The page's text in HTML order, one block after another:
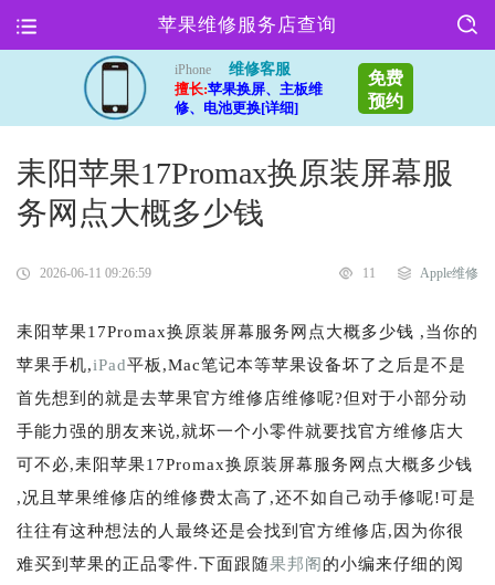
苹果维修服务店查询
iPhone
维修客服
擅长:苹果换屏、主板维
修、电池更换[详细]
免费
预约
耒阳苹果17Promax换原装屏幕服
务网点大概多少钱
2026-06-11 09:26:59 11 Apple维修
耒阳苹果17Promax换原装屏幕服务网点大概多少钱 ,当你的
苹果手机,iPad平板,Mac笔记本等苹果设备坏了之后是不是
首先想到的就是去苹果官方维修店维修呢?但对于小部分动
手能力强的朋友来说,就坏一个小零件就要找官方维修店大
可不必,耒阳苹果17Promax换原装屏幕服务网点大概多少钱
,况且苹果维修店的维修费太高了,还不如自己动手修呢!可是
往往有这种想法的人最终还是会找到官方维修店,因为你很
难买到苹果的正品零件.下面跟随果邦阁的小编来仔细的阅